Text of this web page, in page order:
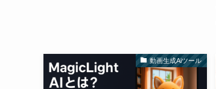
動画生成Aiツール